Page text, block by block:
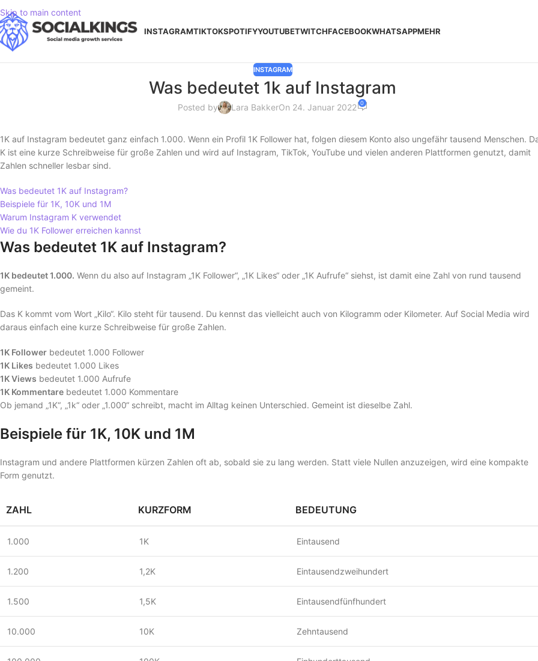
Skip to main content
INSTAGRAMTIKTOKSPOTIFYYOUTUBETWITCHFACEBOOKWHATSAPPMEHR
INSTAGRAM
Was bedeutet 1k auf Instagram
Posted by Lara BakkerOn 24. Januar 2022 0
1K auf Instagram bedeutet ganz einfach 1.000. Wenn ein Profil 1K Follower hat, folgen diesem Konto also ungefähr tausend Menschen.
K ist eine kurze Schreibweise für große Zahlen und wird auf Instagram, TikTok, YouTube und vielen anderen Plattformen genutzt, damit
Zahlen schneller lesbar sind.
Was bedeutet 1K auf Instagram?
Beispiele für 1K, 10K und 1M
Warum Instagram K verwendet
Wie du 1K Follower erreichen kannst
Was bedeutet 1K auf Instagram?
1K bedeutet 1.000. Wenn du also auf Instagram „1K Follower“, „1K Likes“ oder „1K Aufrufe“ siehst, ist damit eine Zahl von rund tausend
gemeint.
Das K kommt vom Wort „Kilo“. Kilo steht für tausend. Du kennst das vielleicht auch von Kilogramm oder Kilometer. Auf Social Media wird
daraus einfach eine kurze Schreibweise für große Zahlen.
1K Follower bedeutet 1.000 Follower
1K Likes bedeutet 1.000 Likes
1K Views bedeutet 1.000 Aufrufe
1K Kommentare bedeutet 1.000 Kommentare
Ob jemand „1K“, „1k“ oder „1.000“ schreibt, macht im Alltag keinen Unterschied. Gemeint ist dieselbe Zahl.
Beispiele für 1K, 10K und 1M
Instagram und andere Plattformen kürzen Zahlen oft ab, sobald sie zu lang werden. Statt viele Nullen anzuzeigen, wird eine kompakte
Form genutzt.
ZAHL KURZFORM BEDEUTUNG
1.000 1K Eintausend
1.200 1,2K Eintausendzweihundert
1.500 1,5K Eintausendfünfhundert
10.000 10K Zehntausend